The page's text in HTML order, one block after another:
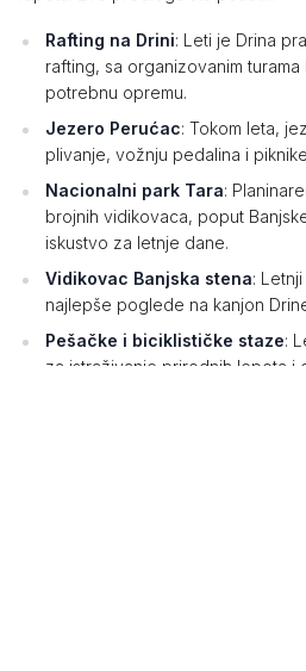
Rafting na Drini: Leti je Drina
rafting, sa organizovanim
potrebnu opremu.
Jezero Perućac: Tokom leta,
plivanje, vožnju pedalina i
Nacionalni park Tara:
brojnih vidikovaca, poput
iskustvo za letnje dane.
Vidikovac Banjska stena:
najlepše poglede na kanjon
Pešačke i biciklističke staze:
za istraživanje prirodnih lepota i